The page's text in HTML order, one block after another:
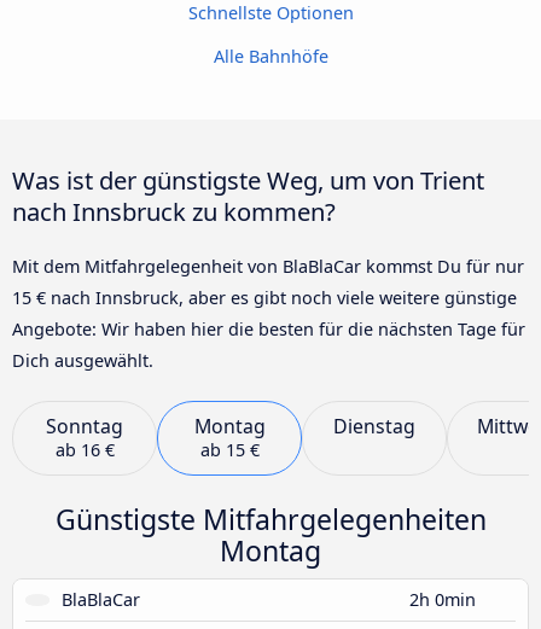
Schnellste Optionen
Alle Bahnhöfe
Was ist der günstigste Weg, um von Trient
nach Innsbruck zu kommen?
Mit dem Mitfahrgelegenheit von BlaBlaCar kommst Du für nur
15 € nach Innsbruck, aber es gibt noch viele weitere günstige
Angebote: Wir haben hier die besten für die nächsten Tage für
Dich ausgewählt.
Sonntag
ab 16 €
Montag
ab 15 €
Dienstag
Günstigste Mitfahrgelegenheiten
Montag
BlaBlaCar 2h 0min